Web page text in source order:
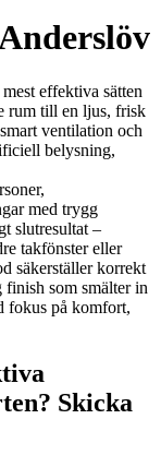
effektiva sätten
rum till en ljus, frisk
ventilation och
belysning,
med trygg
slutresultat –
takfönster eller
säkerställer korrekt
som smälter in
fokus på komfort,
Skicka